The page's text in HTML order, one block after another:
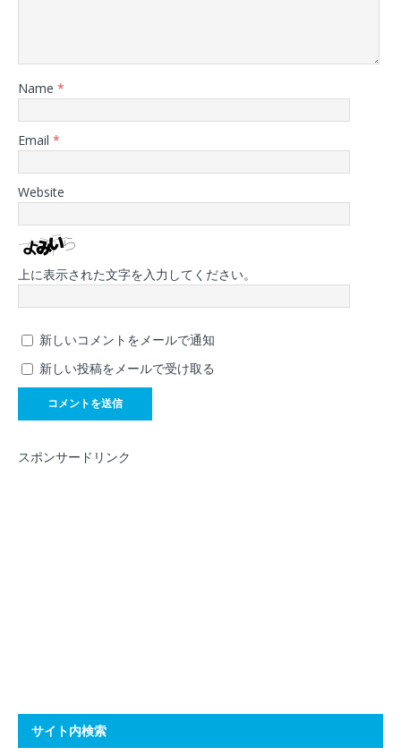
Name *
Email *
Website
上に表示された文字を入力してください。
新しいコメントをメールで通知
新しい投稿をメールで受け取る
スポンサードリンク
サイト内検索